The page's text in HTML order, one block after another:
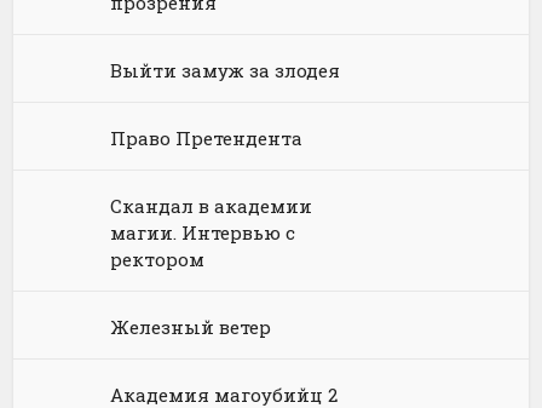
Юмористическая фантастика
Фэнтези про драконов
Юмористическое фэнтези
Выйти замуж за злодея
Право Претендента
Скандал в академии
магии. Интервью с
ректором
Железный ветер
Академия магоубийц 2